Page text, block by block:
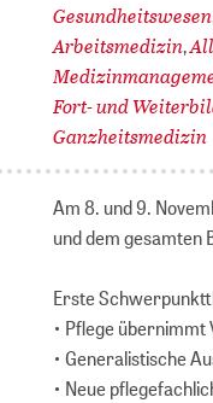
Gesundheitswesen
Arbeitsmedizin,
Fort- und
Ganzheitsmedizin
Am 8. und 9.
und dem gesamten
Erste
• Pflege
• Generalistische
• Neue